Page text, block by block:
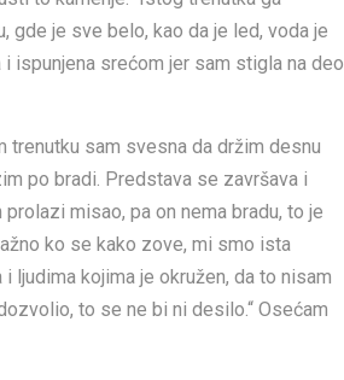
gde je sve belo, kao da je led, voda je
ispunjena srećom jer sam stigla na deo
trenutku sam svesna da držim desnu
po bradi. Predstava se završava i
misao, pa on nema bradu, to je
ko se kako zove, mi smo ista
ljudima kojima je okružen, da to nisam
to se ne bi ni desilo.“ Osećam